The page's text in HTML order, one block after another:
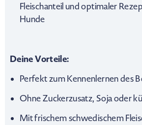
Fleischanteil und optimaler
Hunde
Deine Vorteile:
Perfekt zum Kennenlernen des
Ohne Zuckerzusatz, Soja oder
Mit frischem schwedischem